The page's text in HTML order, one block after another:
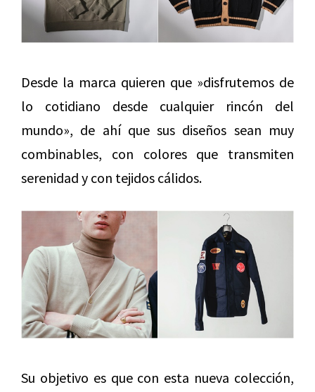
Desde la marca quieren que »disfrutemos de
lo cotidiano desde cualquier rincón del
mundo», de ahí que sus diseños sean muy
combinables, con colores que transmiten
serenidad y con tejidos cálidos.
Su objetivo es que con esta nueva colección,